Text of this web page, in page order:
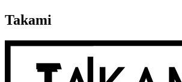
Takami